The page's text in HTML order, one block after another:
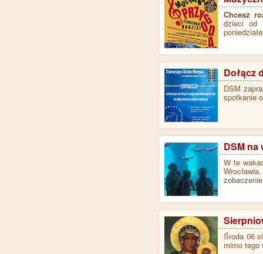
Chcesz
dzieci od
Dołącz
DSM
spotkanie
DSM na
W te
Środa 06
mimo